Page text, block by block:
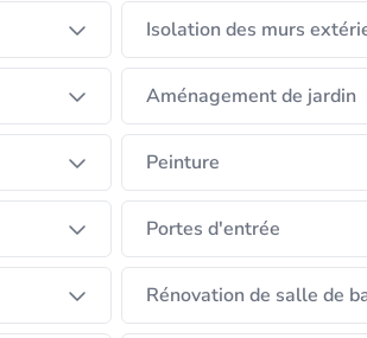
Isolation des murs
Aménagement de jardin
Peinture
Portes d'entrée
Rénovation de salle de